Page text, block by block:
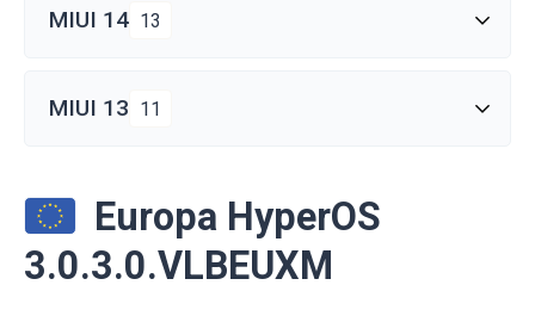
MIUI 14 13
MIUI 13 11
Europa HyperOS
3.0.3.0.VLBEUXM